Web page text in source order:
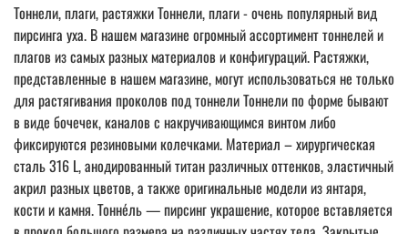
Тоннели, плаги, растяжки Тоннели, плаги - очень популярный вид
пирсинга уха. В нашем магазине огромный ассортимент тоннелей и
плагов из самых разных материалов и конфигураций. Растяжки,
представленные в нашем магазине, могут использоваться не только
для растягивания проколов под тоннели Тоннели по форме бывают
в виде бочечек, каналов с накручивающимся винтом либо
фиксируются резиновыми колечками. Материал – хирургическая
сталь 316 L, анодированный титан различных оттенков, эластичный
акрил разных цветов, а также оригинальные модели из янтаря,
кости и камня. Тонне́ль — пирсинг украшение, которое вставляется